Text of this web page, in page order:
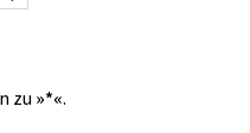
zu »*«.